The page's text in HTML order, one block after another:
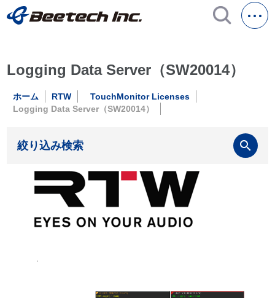
Logging Data Server（SW20014）
ホーム RTW
TouchMonitor Licenses
Logging Data Server（SW20014）
絞り込み検索 search